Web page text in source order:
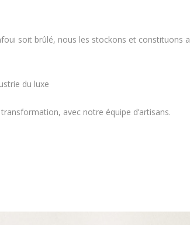
soit brûlé, nous les stockons et constituons
du luxe
avec notre équipe d’artisans.